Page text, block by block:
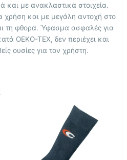
και με ανακλαστικά στοιχεία.
χρήση και με μεγάλη αντοχή στο
τη φθορά. Ύφασμα ασφαλές για
OEKO-TEX, δεν περιέχει και
ουσίες για τον χρήστη.
Αυτό
προϊόν
έχει
πολλαπλές